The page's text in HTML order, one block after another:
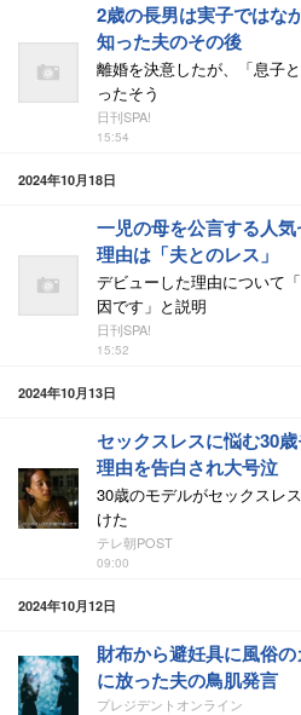
2歳の長男は実子ではな
知った夫のその後
離婚を決意したが、「息子
ったそう
日刊SPA!
15:54
2024年10月18日
一児の母を公言する人
理由は「夫とのレス」
デビューした理由について
因です」と説明
日刊SPA!
15:52
2024年10月13日
セックスレスに悩む30
理由を告白され大号泣
30歳のモデルがセックスレ
けた
テレ朝POST
09:00
2024年10月12日
財布から避妊具に風俗
に放った夫の鳥肌発言
プレジデントオンライン